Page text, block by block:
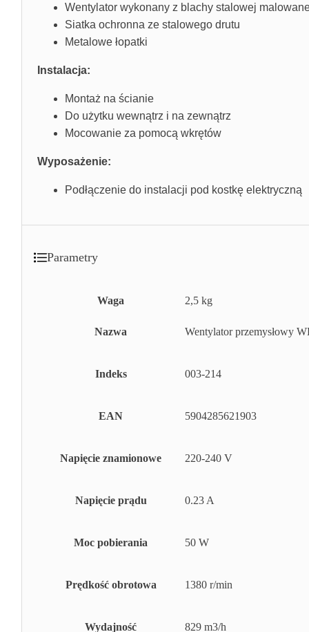
Wentylator wykonany z blachy stalowej
Siatka ochronna ze stalowego drutu
Metalowe łopatki
Instalacja:
Montaż na ścianie
Do użytku wewnątrz i na zewnątrz
Mocowanie za pomocą wkrętów
Wyposażenie:
Podłączenie do instalacji pod kostkę elektryczną
Parametry
Waga 2,5 kg
Nazwa Wentylator przemysłowy
Indeks 003-214
EAN 5904285621903
Napięcie znamionowe 220-240 V
Napięcie prądu 0.23 A
Moc pobierania 50 W
Prędkość obrotowa 1380 r/min
Wydajność 829 m3/h